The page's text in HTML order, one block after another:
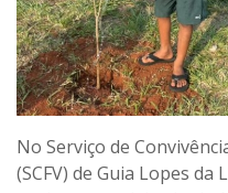
No Serviço de
(SCFV) de Guia Lopes